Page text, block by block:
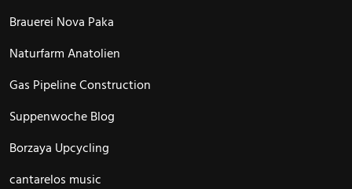
Brauerei Nova Paka
Naturfarm Anatolien
Gas Pipeline Construction
Suppenwoche Blog
Borzaya Upcycling
cantarelos music